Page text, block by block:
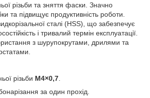
різьби та зняття фаски. Значно
та підвищує продуктивність роботи.
сталі (HSS), що забезпечує
і тривалий термін експлуатації.
з шурупокрутами, дрилями та
різьби M4×0,7
за один прохід.